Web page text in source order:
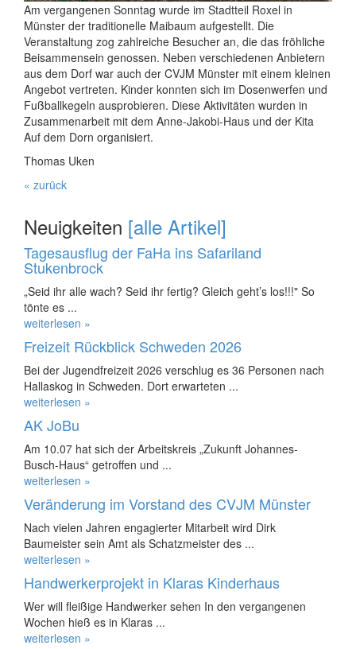
Am vergangenen Sonntag wurde im Stadtteil Roxel in
Münster der traditionelle Maibaum aufgestellt. Die
Veranstaltung zog zahlreiche Besucher an, die das fröhliche
Beisammensein genossen. Neben verschiedenen Anbietern
aus dem Dorf war auch der CVJM Münster mit einem kleinen
Angebot vertreten. Kinder konnten sich im Dosenwerfen und
Fußballkegeln ausprobieren. Diese Aktivitäten wurden in
Zusammenarbeit mit dem Anne-Jakobi-Haus und der Kita
Auf dem Dorn organisiert.
Thomas Uken
« zurück
Neuigkeiten [alle Artikel]
Tagesausflug der FaHa ins Safariland
Stukenbrock
„Seid ihr alle wach? Seid ihr fertig? Gleich geht’s los!!!" So
tönte es ...
weiterlesen »
Freizeit Rückblick Schweden 2026
Bei der Jugendfreizeit 2026 verschlug es 36 Personen nach
Hallaskog in Schweden. Dort erwarteten ...
weiterlesen »
AK JoBu
Am 10.07 hat sich der Arbeitskreis „Zukunft Johannes-
Busch-Haus“ getroffen und ...
weiterlesen »
Veränderung im Vorstand des CVJM Münster
Nach vielen Jahren engagierter Mitarbeit wird Dirk
Baumeister sein Amt als Schatzmeister des ...
weiterlesen »
Handwerkerprojekt in Klaras Kinderhaus
Wer will fleißige Handwerker sehen In den vergangenen
Wochen hieß es in Klaras ...
weiterlesen »